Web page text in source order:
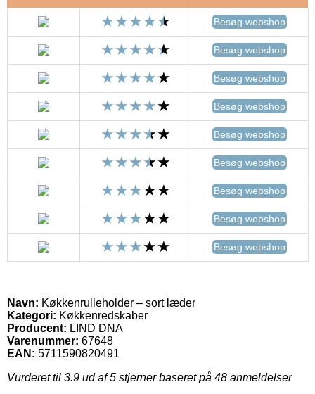
Besøg webshop
Besøg webshop
Besøg webshop
Besøg webshop
Besøg webshop
Besøg webshop
Besøg webshop
Besøg webshop
Besøg webshop
Navn: Køkkenrulleholder – sort læder
Kategori: Køkkenredskaber
Producent: LIND DNA
Varenummer: 67648
EAN: 5711590820491
Vurderet til 3.9 ud af 5 stjerner baseret på 48 anmeldelser